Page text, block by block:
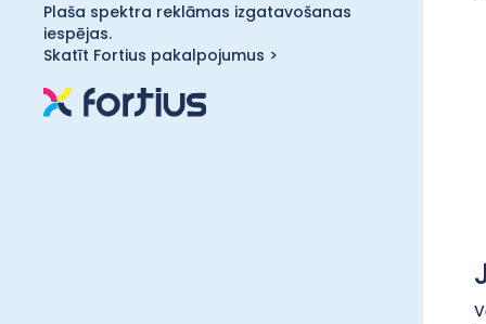
Plaša spektra reklāmas izgatavošanas
iespējas.
Skatīt Fortius pakalpojumus >